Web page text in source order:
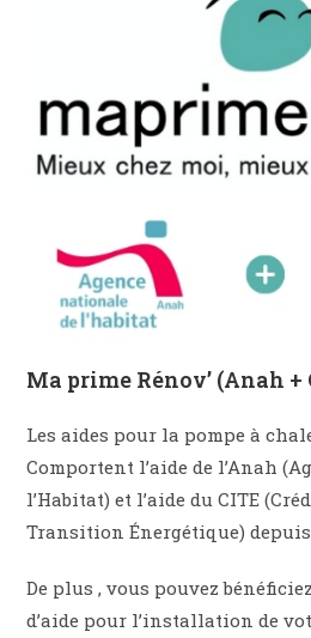
Ma prime Rénov’ (Anah +
Les aides pour la pompe à
Comportent l’aide de l’Anah
l’Habitat) et l’aide du CITE
Transition Énergétique) depuis
De plus , vous pouvez bénéficiez
d’aide pour l’installation de